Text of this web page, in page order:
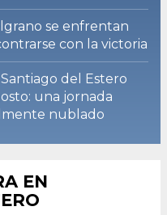
se enfrentan
con la victoria
del Estero
una jornada
nublado
EN